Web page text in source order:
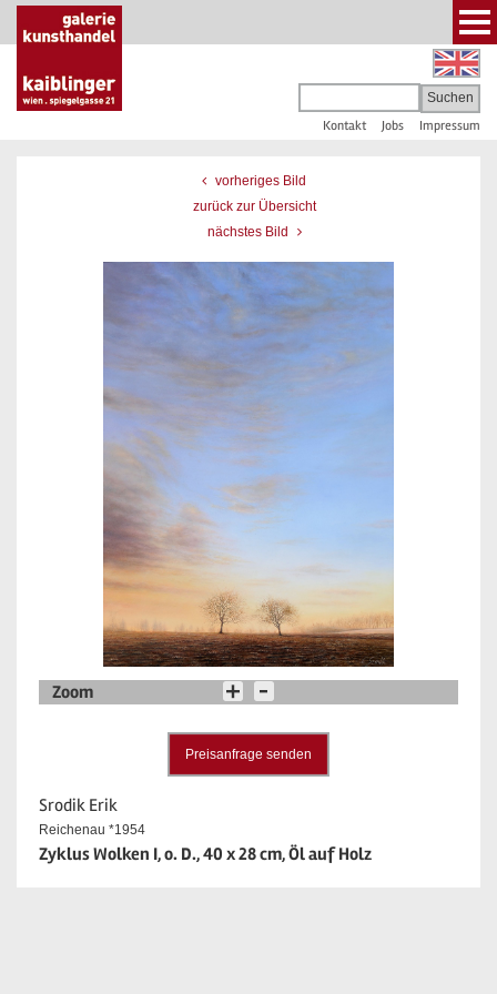
Kontakt Jobs Impressum
vorheriges Bild
zurück zur Übersicht
nächstes Bild
Zoom
Preisanfrage senden
Srodik Erik
Reichenau *1954
Zyklus Wolken I, o. D., 40 x 28 cm, Öl auf Holz